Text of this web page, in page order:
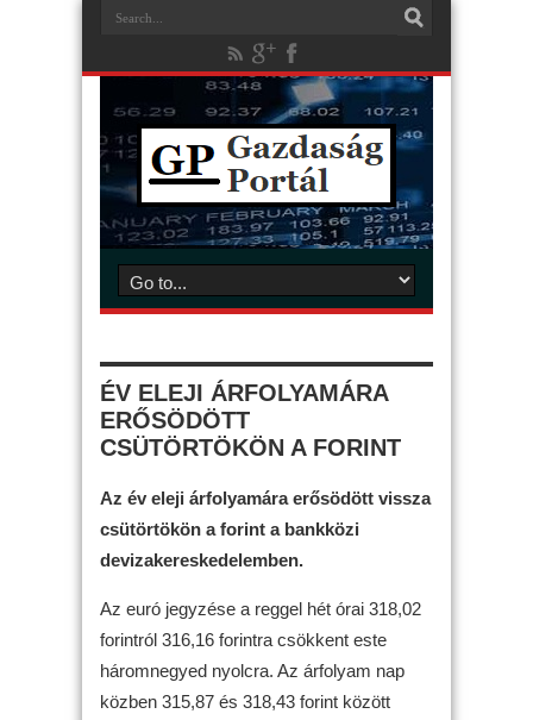
ÉV ELEJI ÁRFOLYAMÁRA
ERŐSÖDÖTT
CSÜTÖRTÖKÖN A FORINT
Az év eleji árfolyamára erősödött vissza
csütörtökön a forint a bankközi
devizakereskedelemben.
Az euró jegyzése a reggel hét órai 318,02
forintról 316,16 forintra csökkent este
háromnegyed nyolcra. Az árfolyam nap
közben 315,87 és 318,43 forint között